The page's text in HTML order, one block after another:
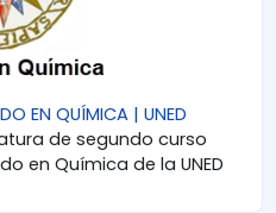
EN QUÍMICA | UNED
de segundo curso
en Química de la UNED